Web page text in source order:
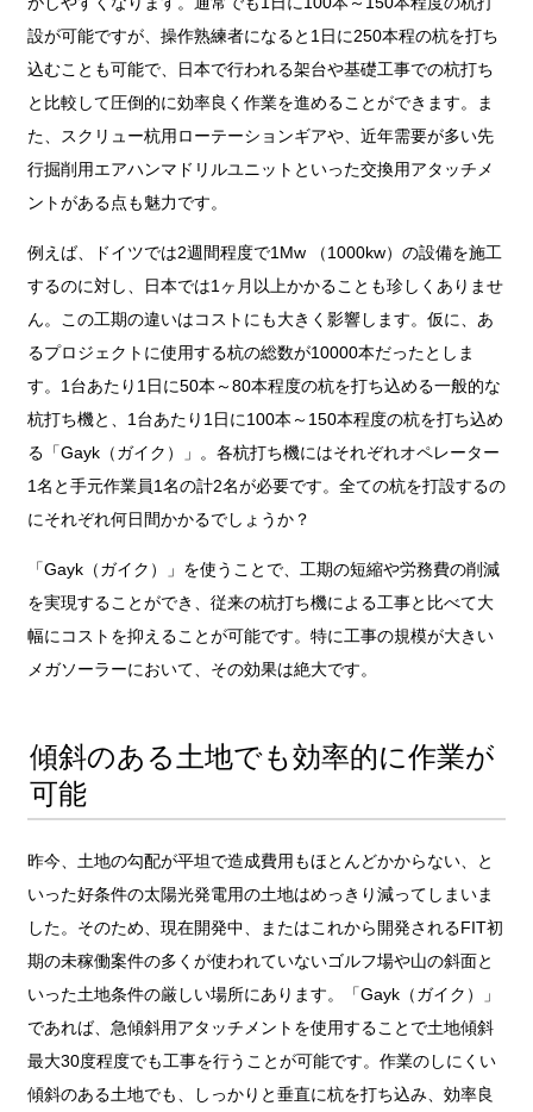
設が可能ですが、操作熟練者になると1日に250本程の杭を打ち
込むことも可能で、日本で行われる架台や基礎工事での杭打ち
と比較して圧倒的に効率良く作業を進めることができます。ま
た、スクリュー杭用ローテーションギアや、近年需要が多い先
行掘削用エアハンマドリルユニットといった交換用アタッチメ
ントがある点も魅力です。
例えば、ドイツでは2週間程度で1Mw （1000kw）の設備を施工
するのに対し、日本では1ヶ月以上かかることも珍しくありませ
ん。この工期の違いはコストにも大きく影響します。仮に、あ
るプロジェクトに使用する杭の総数が10000本だったとしま
す。1台あたり1日に50本～80本程度の杭を打ち込める一般的な
杭打ち機と、1台あたり1日に100本～150本程度の杭を打ち込め
る「Gayk（ガイク）」。各杭打ち機にはそれぞれオペレーター
1名と手元作業員1名の計2名が必要です。全ての杭を打設するの
にそれぞれ何日間かかるでしょうか？
「Gayk（ガイク）」を使うことで、工期の短縮や労務費の削減
を実現することができ、従来の杭打ち機による工事と比べて大
幅にコストを抑えることが可能です。特に工事の規模が大きい
メガソーラーにおいて、その効果は絶大です。
傾斜のある土地でも効率的に作業が
可能
昨今、土地の勾配が平坦で造成費用もほとんどかからない、と
いった好条件の太陽光発電用の土地はめっきり減ってしまいま
した。そのため、現在開発中、またはこれから開発されるFIT初
期の未稼働案件の多くが使われていないゴルフ場や山の斜面と
いった土地条件の厳しい場所にあります。「Gayk（ガイク）」
であれば、急傾斜用アタッチメントを使用することで土地傾斜
最大30度程度でも工事を行うことが可能です。作業のしにくい
傾斜のある土地でも、しっかりと垂直に杭を打ち込み、効率良